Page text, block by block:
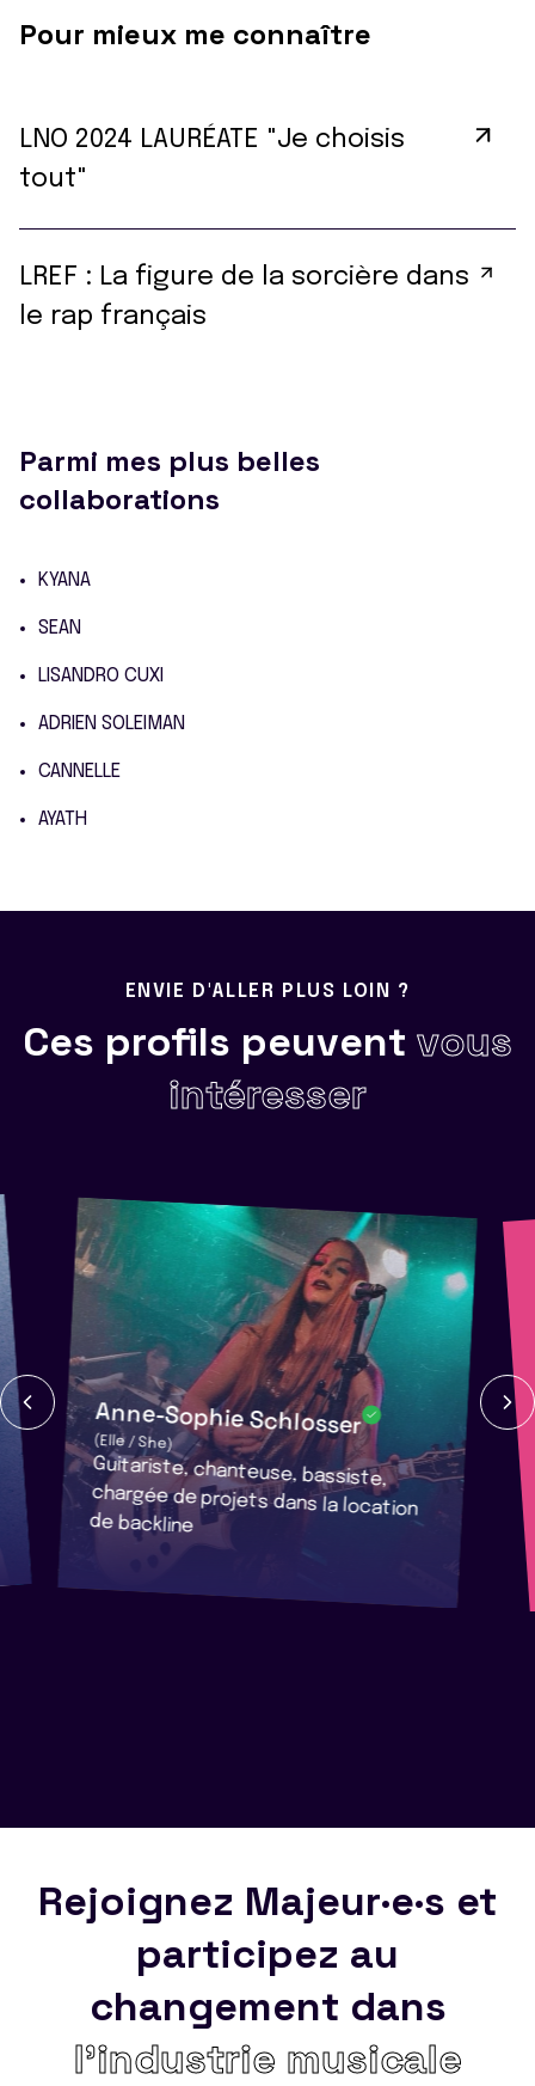
Pour mieux me connaître
LNO 2024 LAURÉATE "Je choisis
tout"
LREF : La figure de la sorcière dans
le rap français
Parmi mes plus belles
collaborations
KYANA
SEAN
LISANDRO CUXI
ADRIEN SOLEIMAN
CANNELLE
AYATH
ENVIE D'ALLER PLUS LOIN ?
Ces profils peuvent vous
intéresser
Anne-Sophie Schlosser
(Elle / She)
Guitariste, chanteuse, bassiste,
chargée de projets dans la location
de backline
Rejoignez Majeur·e·s et
participez au
changement dans
l’industrie musicale